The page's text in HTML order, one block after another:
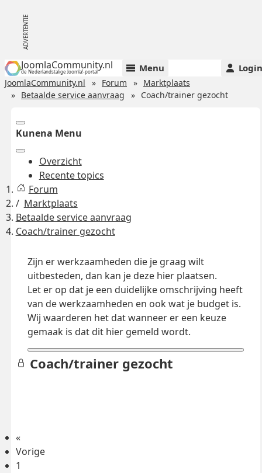
JoomlaCommunity.nl
de Nederlandstalige Joomla!-portal Menu Login
JoomlaCommunity.nl Forum
Marktplaats
Betaalde service aanvraag
Coach/trainer gezocht
Kunena Menu
Overzicht
Recente topics
Forum
Marktplaats
Betaalde service aanvraag
Coach/trainer gezocht
Zijn er werkzaamheden die je graag wilt
uitbesteden, dan kan je deze hier plaatsen.
Let er op dat je een duidelijke omschrijving heeft
van de werkzaamheden en ook wat je budget is.
Wij waarderen het dat wanneer er een keuze
gemaak is dat dit hier gemeld wordt.
Coach/trainer gezocht
«
Vorige
1